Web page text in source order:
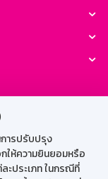
การปรับปรุง
ให้ความยินยอมหรือ
ะประเภท ในกรณีที่